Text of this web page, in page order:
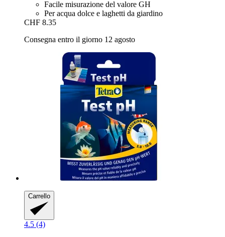
Facile misurazione del valore GH
Per acqua dolce e laghetti da giardino
CHF 8.35
Consegna entro il giorno 12 agosto
Carrello
4.5 (4)